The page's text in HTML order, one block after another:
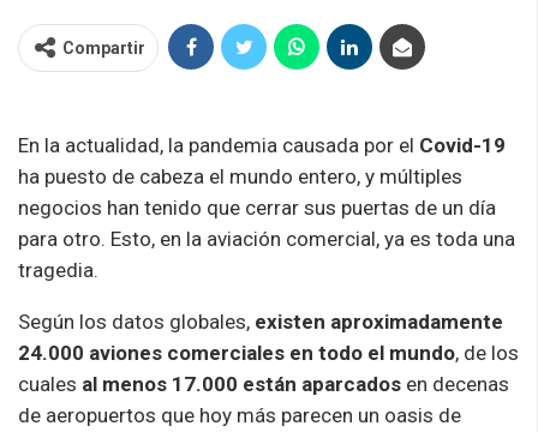
Compartir
En la actualidad, la pandemia causada por el Covid-19
ha puesto de cabeza el mundo entero, y múltiples
negocios han tenido que cerrar sus puertas de un día
para otro. Esto, en la aviación comercial, ya es toda una
tragedia.
Según los datos globales, existen aproximadamente
24.000 aviones comerciales en todo el mundo, de los
cuales al menos 17.000 están aparcados en decenas
de aeropuertos que hoy más parecen un oasis de